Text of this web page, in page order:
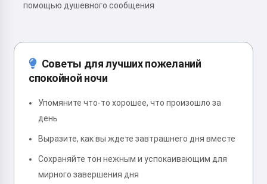
помощью душевного сообщения
Советы для лучших пожеланий
спокойной ночи
Упомяните что-то хорошее, что произошло за
день
Выразите, как вы ждете завтрашнего дня вместе
Сохраняйте тон нежным и успокаивающим для
мирного завершения дня